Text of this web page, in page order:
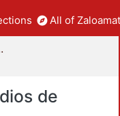
All of
Ingeniería
de